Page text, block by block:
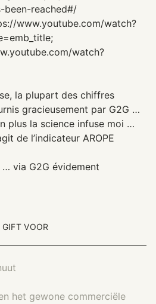
reached#/
www.youtube.com/watch?
watch?
la plupart des chiffres
gracieusement par G2G …
plus la science infuse moi …
de l’indicateur AROPE
… via G2G évidement
VOOR
het gewone commerciële